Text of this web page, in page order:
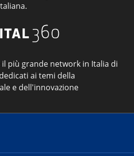
il più grande network in Italia di
ai temi della
e dell'innovazione